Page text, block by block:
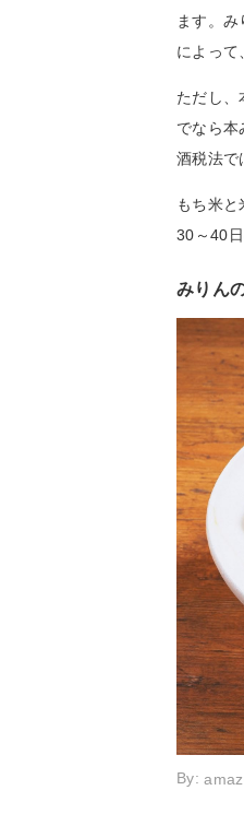
ます。
によって
ただし、
でなら本
酒税法で
もち米
30～40
みりん
By: